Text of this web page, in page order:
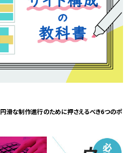
滑な制作進行のために押さえるべき6つのポ